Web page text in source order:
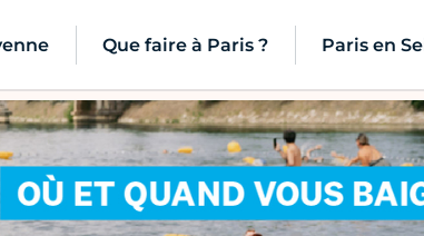
Que faire à Paris ? Paris en